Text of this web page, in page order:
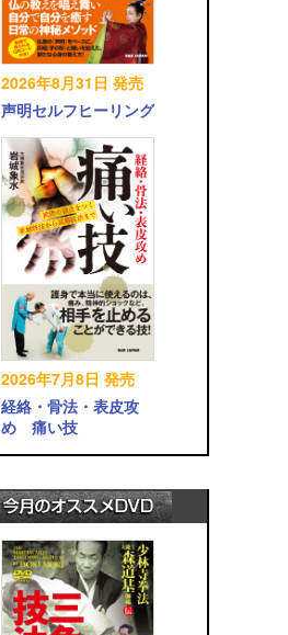
2026年8月31日 発売
声明セルフヒーリング
2026年7月8日 発売
経絡・骨法・表皮攻
め 痛い技